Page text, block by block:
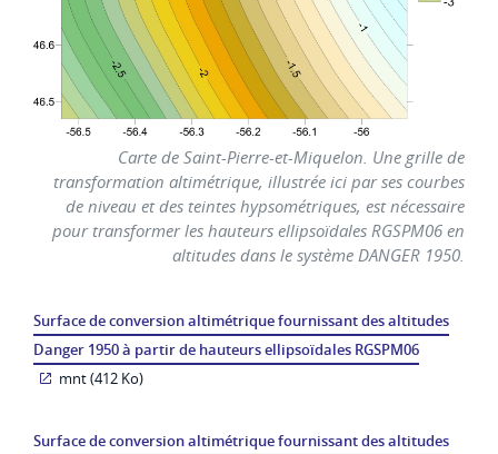
Carte de Saint-Pierre-et-Miquelon. Une grille de
transformation altimétrique, illustrée ici par ses courbes
de niveau et des teintes hypsométriques, est nécessaire
pour transformer les hauteurs ellipsoïdales RGSPM06 en
altitudes dans le système DANGER 1950.
Surface de conversion altimétrique fournissant des altitudes
Danger 1950 à partir de hauteurs ellipsoïdales RGSPM06
mnt (412 Ko)
Surface de conversion altimétrique fournissant des altitudes